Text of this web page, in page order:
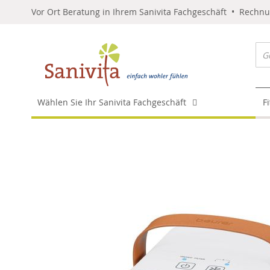
Vor Ort Beratung in Ihrem Sanivita Fachgeschäft •
Wählen Sie Ihr Sanivita Fachgeschäft